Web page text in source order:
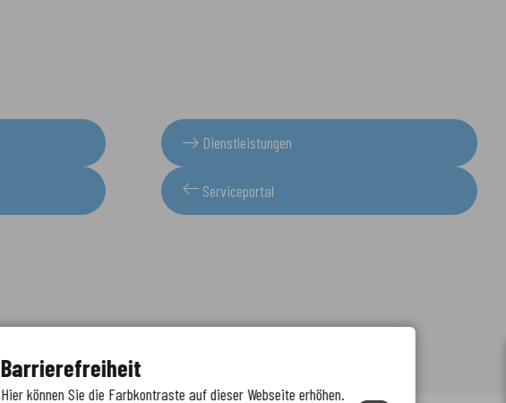
Dienstleistungen
Serviceportal
Barrierefreiheit
Hier können Sie die Farbkontraste auf dieser Webseite erhöhen.